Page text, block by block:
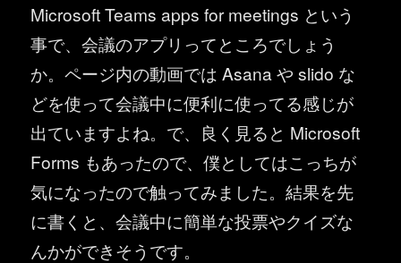
Microsoft Teams apps for meetings という
事で、会議のアプリってところでしょう
か。ページ内の動画では Asana や slido な
どを使って会議中に便利に使ってる感じが
出ていますよね。で、良く見ると Microsoft
Forms もあったので、僕としてはこっちが
気になったので触ってみました。結果を先
に書くと、会議中に簡単な投票やクイズな
んかができそうです。